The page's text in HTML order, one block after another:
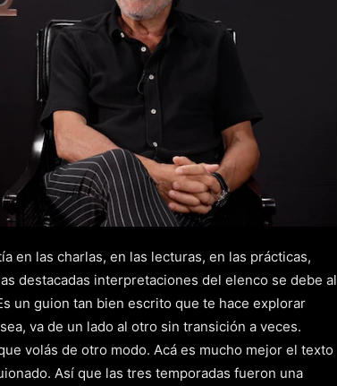
en las charlas, en las lecturas, en las prácticas,
destacadas interpretaciones del elenco se debe al
un guion tan bien escrito que te hace explorar
va de un lado al otro sin transición a veces.
volás de otro modo. Acá es mucho mejor el texto
Así que las tres temporadas fueron una